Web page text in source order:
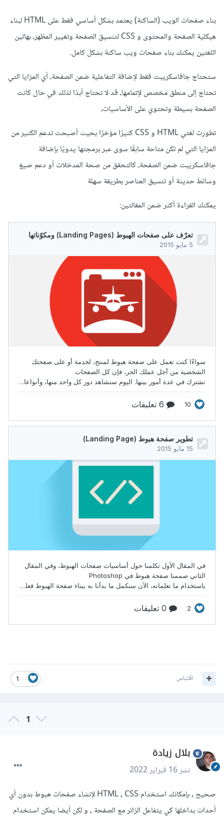
بناء صفحات الويب (الساكنة) يعتمد بشكل أساسي فقط على HTML لبناء
هيكلية الصفحة والمحتوى و CSS لتنسيق الصفحة وتغيير المظهر، بهاتين
اللغتين يمكنك بناء صفحات ويب ساكنة بشكل كامل.
ستحتاج جافاسكريبت فقط لإضافة التفاعلية ضمن الصفحة، أي المزايا التي
تحتاج إلى منطق مخصص لإتمامها، قد لا تحتاج أبدًا لذلك في حال كانت
الصفحة بسيطة وتحتوي على الأساسيات،
تطورت لغتي HTML و CSS كثيرًا مؤخرًا بحيث أصبحت تدعم الكثير من
المزايا التي لم تكن متاحة سابقًا سوى عبر برمجتها يدويًا بإضافة
جافاسكريبت ضمن الصفحة، كالتحقق من صحة المدخلات أو دعم صيغ
وسائط حديثة أو تنسيق العناصر بطريقة سهلة
يمكنك القراءة أكثر ضمن المقالتين:
1 اقتباس
1
بلال زيادة
نشر16 فبراير 2022
صحيح , بإمكانك استخدام HTML , CSS لإنشاء صفحات هبوط بدون أي
أحداث بداخلها كي يتفاعل الزائر مع الصفحة , و لكن أيضا يمكن استخدام